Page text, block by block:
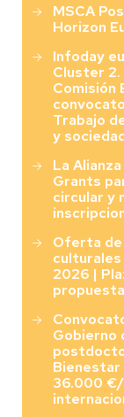
MSCA
Horizon
Infoday
Cluster 2.
Comisión
Trabajo
y
La
Grants
circular y
Oferta
2026 |
Gobierno
Bienestar
36.000 €/